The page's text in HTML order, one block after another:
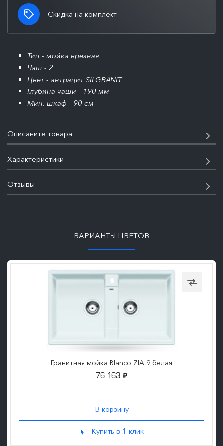
Скидка на комплект
Тип - мойка врезная
Чаш - 2
Цвет - антрацит SILGRANIT
Глубина чаши - 190 мм
Мин. шкаф - 90 см
Описаните товара
Характеристики
Отзывы
ВАРИАНТЫ ЦВЕТОВ
Гранитная мойка Blanco ZIA 9 белая
76 163 ₽
Купить в 1 клик